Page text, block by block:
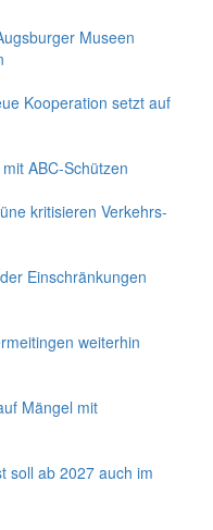
Museen
Kooperation setzt auf
ABC-Schüt­zen
kritisieren Verkehrs-
Einschränkungen
weiterhin
Mängel mit
soll ab 2027 auch im